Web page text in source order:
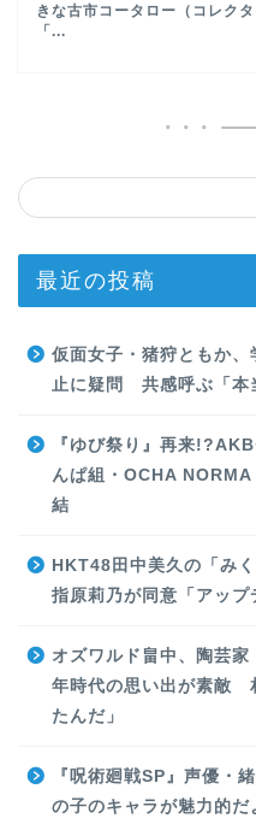
きな古市コータロー（コレクタ
「...
最近の投稿
仮面女子・猪狩ともか、
止に疑問 共感呼ぶ「本
『ゆび祭り』再来
んぱ組・OCHA
結
HKT48田中美久の「み
指原莉乃が同意「アップ
オズワルド畠中、陶芸
年時代の思い出が素敵
たんだ」
『呪術廻戦SP』声優・
の子のキャラが魅力的